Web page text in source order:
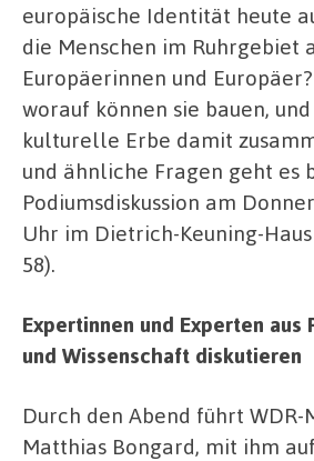
europäische Identität heute
die Menschen im Ruhrgebiet
Europäerinnen und
worauf können sie bauen,
kulturelle Erbe damit
und ähnliche Fragen geht es
Podiumsdiskussion am
Uhr im Dietrich-Keuning-
58).
Expertinnen und Experten aus
und Wissenschaft diskutieren
Durch den Abend führt
Matthias Bongard, mit ihm